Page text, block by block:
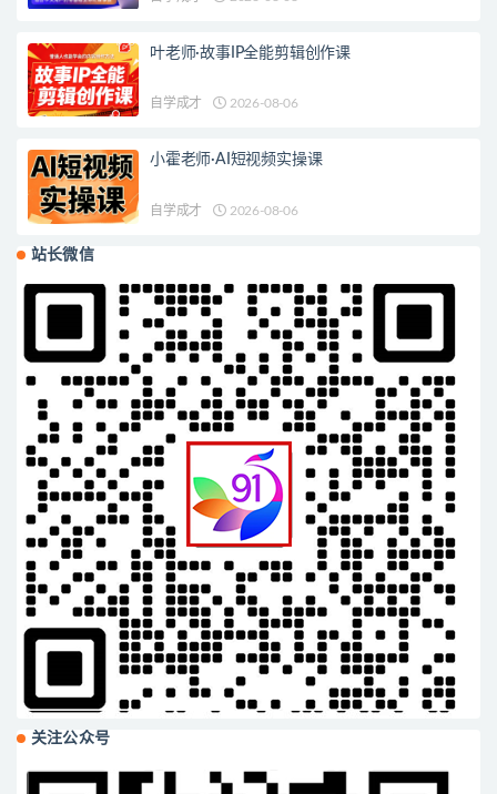
叶老师·故事IP全能剪辑创作课
自学成才 2026-08-06
小霍老师·AI短视频实操课
自学成才 2026-08-06
站长微信
关注公众号